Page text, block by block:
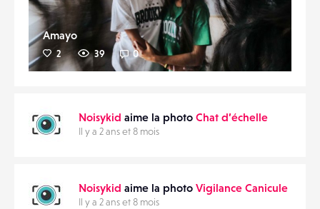
Amayo
2 39 0
Noisykid aime la photo Chat d’échelle
Il y a 2 ans et 8 mois
Noisykid aime la photo Vigilance Canicule
Il y a 2 ans et 8 mois